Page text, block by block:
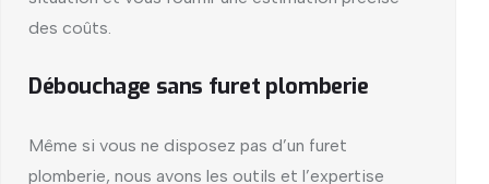
des coûts.
Débouchage sans furet plomberie
Même si vous ne disposez pas d’un furet
plomberie, nous avons les outils et l’expertise